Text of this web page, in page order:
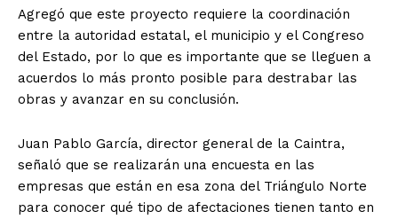
Agregó que este proyecto requiere la coordinación
entre la autoridad estatal, el municipio y el Congreso
del Estado, por lo que es importante que se lleguen a
acuerdos lo más pronto posible para destrabar las
obras y avanzar en su conclusión.
Juan Pablo García, director general de la Caintra,
señaló que se realizarán una encuesta en las
empresas que están en esa zona del Triángulo Norte
para conocer qué tipo de afectaciones tienen tanto en